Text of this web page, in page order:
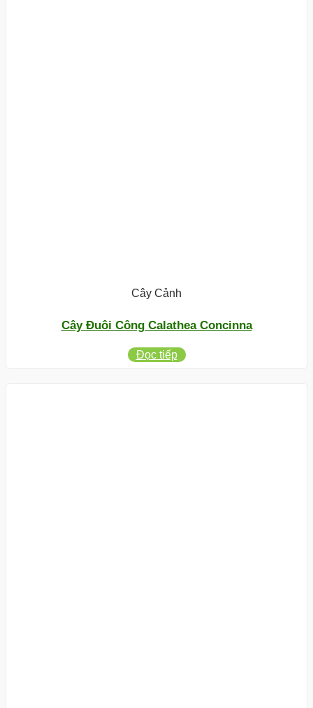
Cây Cảnh
Cây Đuôi Công Calathea Concinna
Đọc tiếp